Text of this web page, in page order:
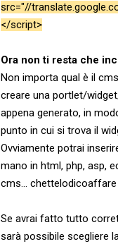
src="//
</script>
Ora non ti resta che
Non importa qual è il
creare una portlet/
appena generato, in
punto in cui si trova il
Ovviamente potrai
mano in html, php, asp,
cms... chettelodicoaffare
Se avrai fatto tutto
sarà possibile scegliere